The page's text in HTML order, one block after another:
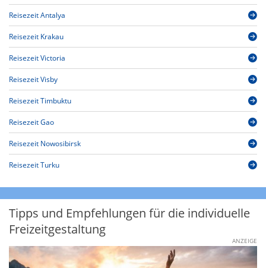
Reisezeit Antalya
Reisezeit Krakau
Reisezeit Victoria
Reisezeit Visby
Reisezeit Timbuktu
Reisezeit Gao
Reisezeit Nowosibirsk
Reisezeit Turku
Tipps und Empfehlungen für die individuelle
Freizeitgestaltung
ANZEIGE